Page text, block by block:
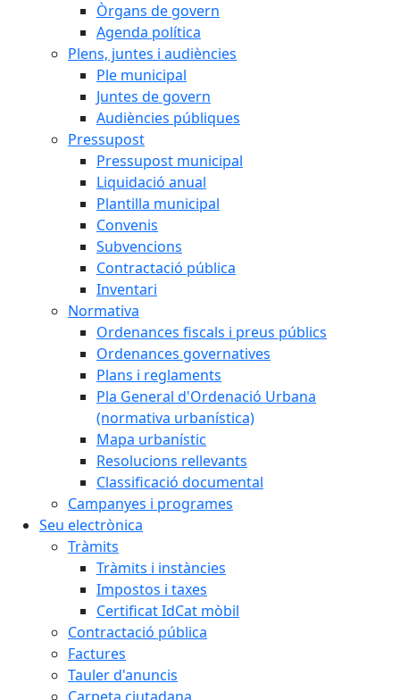
Òrgans de govern
Agenda política
Plens, juntes i audiències
Ple municipal
Juntes de govern
Audiències públiques
Pressupost
Pressupost municipal
Liquidació anual
Plantilla municipal
Convenis
Subvencions
Contractació pública
Inventari
Normativa
Ordenances fiscals i preus públics
Ordenances governatives
Plans i reglaments
Pla General d'Ordenació Urbana
(normativa urbanística)
Mapa urbanístic
Resolucions rellevants
Classificació documental
Campanyes i programes
Seu electrònica
Tràmits
Tràmits i instàncies
Impostos i taxes
Certificat IdCat mòbil
Contractació pública
Factures
Tauler d'anuncis